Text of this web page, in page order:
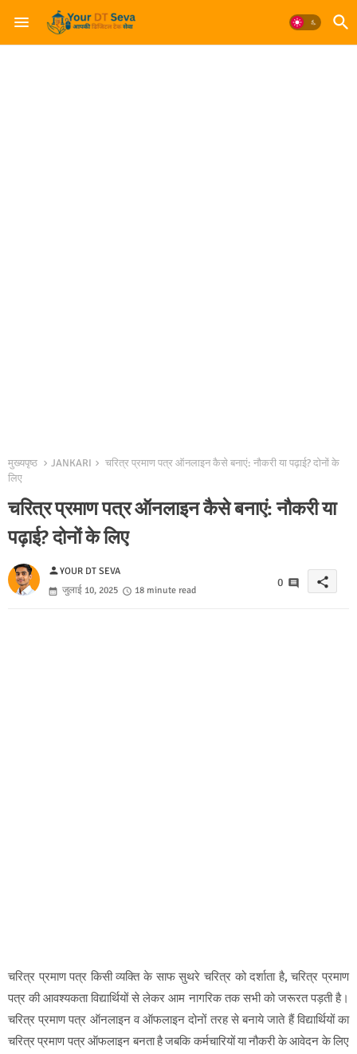
मुख्यपृष्ठ JANKARI
चरित्र प्रमाण पत्र ऑनलाइन कैसे बनाएं: नौकरी या पढ़ाई? दोनों के
लिए
चरित्र प्रमाण पत्र ऑनलाइन कैसे बनाएं: नौकरी या
पढ़ाई? दोनों के लिए
personYOUR DT SEVA
जुलाई 10, 2025
18 minute read
0 share
चरित्र प्रमाण पत्र किसी व्यक्ति के साफ सुथरे चरित्र को दर्शाता है, चरित्र प्रमाण
पत्र की आवश्यकता विद्यार्थियों से लेकर आम नागरिक तक सभी को जरूरत पड़ती है।
चरित्र प्रमाण पत्र ऑनलाइन व ऑफलाइन दोनों तरह से बनाये जाते हैं विद्यार्थियों का
चरित्र प्रमाण पत्र ऑफलाइन बनता है जबकि कर्मचारियों या नौकरी के आवेदन के लिए